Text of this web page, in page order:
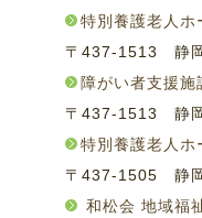
特別養護老人ホ
〒437-1513 静
障がい者支援施
〒437-1513 静
特別養護老人ホ
〒437-1505 静
和松会 地域福